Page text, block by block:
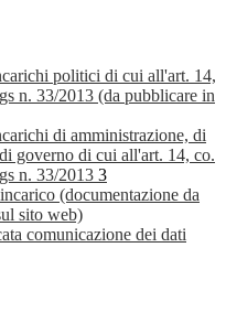
politici di cui all'art. 14,
n. 33/2013 (da pubblicare in
di amministrazione, di
governo di cui all'art. 14, co.
n. 33/2013 3
(documentazione da
sito web)
comunicazione dei dati